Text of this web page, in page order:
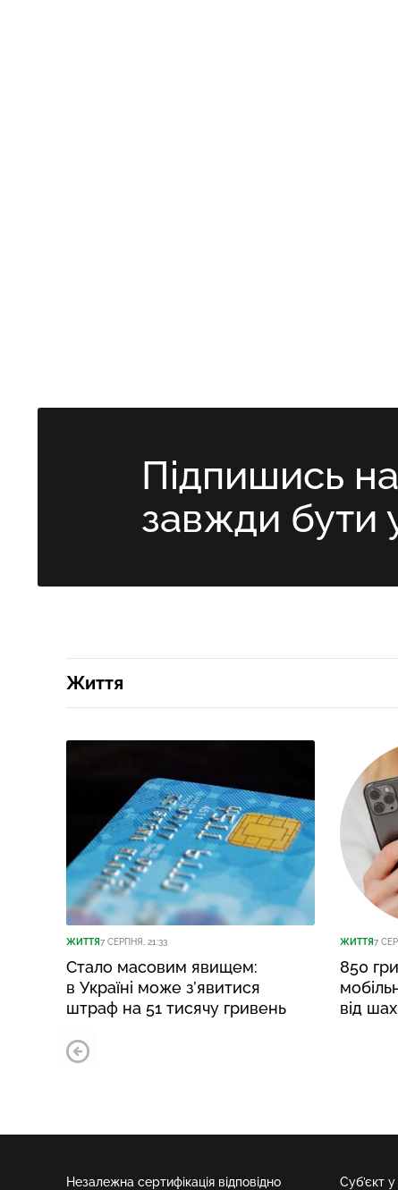
Підпишись на
завжди бути
Життя
ЖИТТЯ7 СЕРПНЯ, 21:33
Стало масовим явищем:
в Україні може з’явитися
штраф на 51 тисячу гривень
ЖИТТЯ7
850
від
Незалежна сертифікація відповідно Суб’єкт